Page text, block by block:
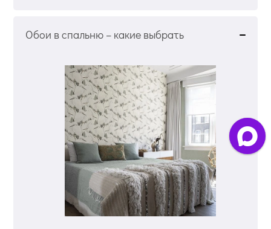
Обои в спальню – какие выбрать